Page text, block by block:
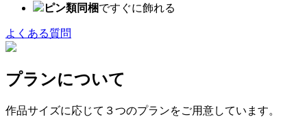
ピン類同梱ですぐに飾れる
よくある質問
プランについて
作品サイズに応じて３つのプランをご用意しています。